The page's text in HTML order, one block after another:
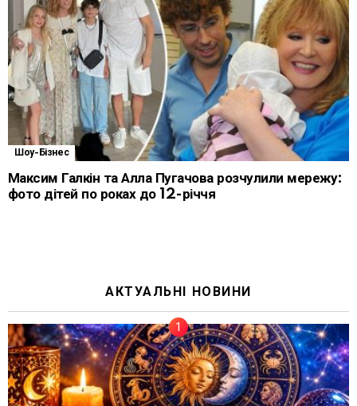
Шоу-Бізнес
Максим Галкін та Алла Пугачова розчулили мережу:
фото дітей по роках до 12-річчя
АКТУАЛЬНІ НОВИНИ